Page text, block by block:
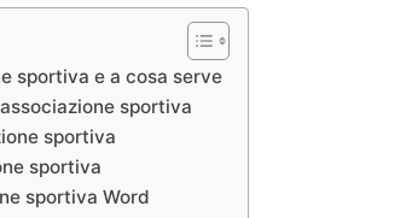
sportiva e a cosa serve
sportiva
sportiva
sportiva
sportiva Word